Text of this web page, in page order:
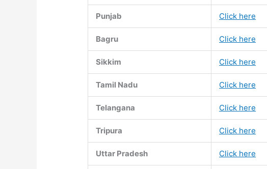
Punjab Click here
Bagru Click here
Sikkim Click here
Tamil Nadu Click here
Telangana Click here
Tripura Click here
Uttar Pradesh Click here